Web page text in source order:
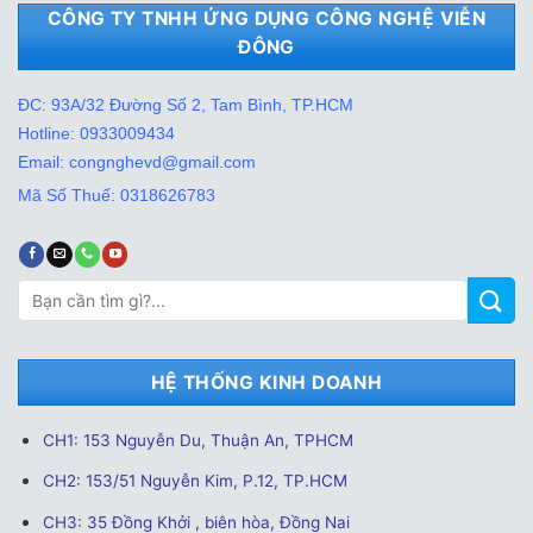
CÔNG TY TNHH ỨNG DỤNG CÔNG NGHỆ VIỄN
ĐÔNG
ĐC: 93A/32 Đường Số 2, Tam Bình, TP.HCM
Hotline: 0933009434
Email: congnghevd@gmail.com
Mã Số Thuế: 0318626783
Tìm
kiếm:
HỆ THỐNG KINH DOANH
CH1: 153 Nguyễn Du, Thuận An, TPHCM
CH2: 153/51 Nguyễn Kim, P.12, TP.HCM
CH3: 35 Đồng Khởi , biên hòa, Đồng Nai